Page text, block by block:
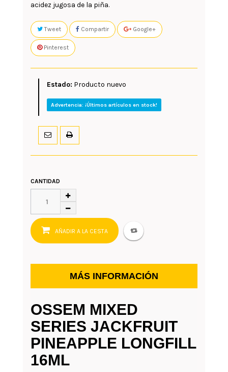
acidez jugosa de la piña.
Tweet Compartir Google+
Pinterest
Estado: Producto nuevo
Advertencia: ¡Últimos artículos en stock!
CANTIDAD
AÑADIR A LA CESTA
MÁS INFORMACIÓN
OSSEM MIXED
SERIES JACKFRUIT
PINEAPPLE LONGFILL
16ML